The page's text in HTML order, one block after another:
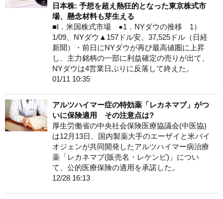
日本株: 予想を超え熱狂的となった東京株式市
場、懸念材料も芽生える
■I．米国株式市場 ●1．NYダウの推移 1）
1/09、NYダウ▲157ドル安、37,525ドル（日経
新聞）・前日にNYダウが再び最高値圏に上昇
し、主力銘柄の一部に利益確定の売りが出て、
NYダウは4営業日ぶりに反落して終えた。
01/11 10:35
アルツハイマー症の特効薬「レカネマブ」がつ
いに保険適用 その注意点は?
厚生労働省の中央社会保険医療協議会(中医協)
は12月13日、国内製薬大手のエーザイと米バイ
オジェンが共同開発したアルツハイマー病治療
薬「レカネマブ(販売名・レケンビ)」につい
て、公的医療保険の適用を承諾した。
12/28 16:13